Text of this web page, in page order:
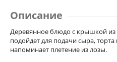
Описание
Деревянное блюдо с крышкой из
подойдет для подачи сыра,
напоминает плетение из лозы.